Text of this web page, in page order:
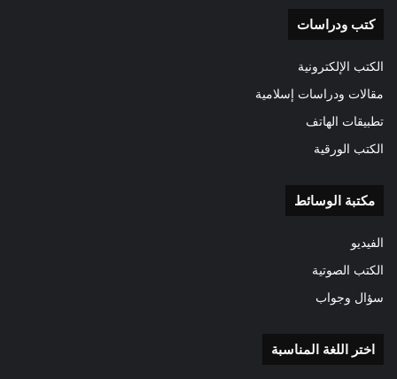
كتب ودراسات
الكتب الإلكترونية
مقالات ودراسات إسلامية
تطبيقات الهاتف
الكتب الورقية
مكتبة الوسائط
الفيديو
الكتب الصوتية
سؤال وجواب
اختر اللغة المناسبة